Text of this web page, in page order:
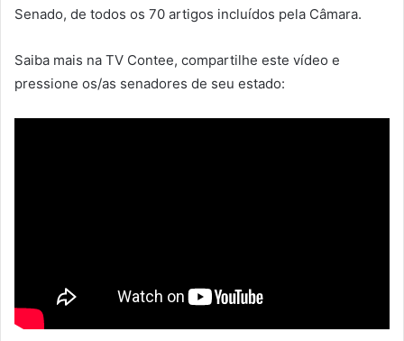
Senado, de todos os 70 artigos incluídos pela Câmara.
Saiba mais na TV Contee, compartilhe este vídeo e
pressione os/as senadores de seu estado: